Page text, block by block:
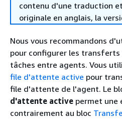
contenu d'une traduction
originale en anglais, la
Nous vous recommandons
pour configurer les transferts
tâches entre agents. Vous
file d'attente active pour
file d'attente de l'agent. Le
d'attente active permet une
contrairement au bloc